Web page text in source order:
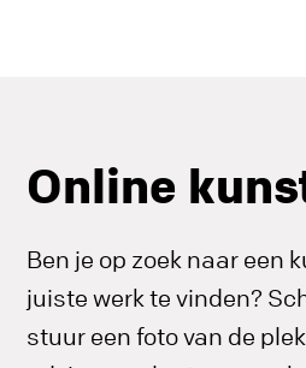
Online
Ben je op zoek naar een
juiste werk te vinden?
stuur een foto van de